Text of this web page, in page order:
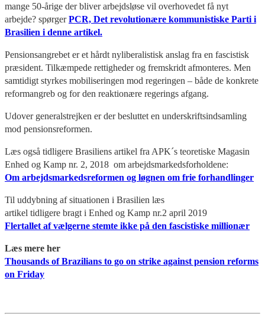
mange 50-årige der bliver arbejdsløse vil overhovedet få nyt
arbejde? spørgerPCR, Det revolutionære kommunistiske Parti i
Brasilien i denne artikel.
Pensionsangrebet er et hårdt nyliberalistisk anslag fra en fascistisk
præsident. Tilkæmpede rettigheder og fremskridt afmonteres. Men
samtidigt styrkes mobiliseringen mod regeringen – både de konkrete
reformangreb og for den reaktionære regerings afgang.
Udover generalstrejken er der besluttet en underskriftsindsamling
mod pensionsreformen.
Læs også tidligere Brasiliens artikel fra APK´s teoretiske Magasin
Enhed og Kamp nr. 2, 2018 om arbejdsmarkedsforholdene:
Om arbejdsmarkedsreformen og løgnen om frie forhandlinger
Til uddybning af situationen i Brasilien læs
artikel tidligere bragt i Enhed og Kamp nr.2 april 2019
Flertallet af vælgerne stemte ikke på den fascistiske millionær
Læs mere her
Thousands of Brazilians to go on strike against pension reforms
on Friday